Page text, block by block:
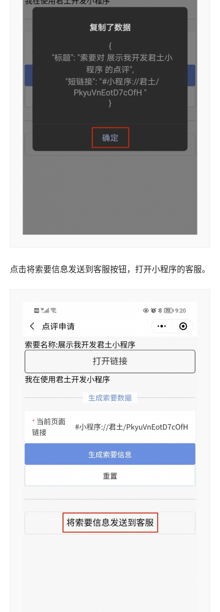
点击将索要信息发送到客服按钮，打开小程序的客服。